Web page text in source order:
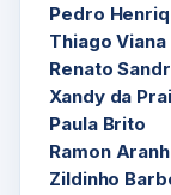
Pedro
Thiago Viana
Renato
Xandy da
Paula Brito
Ramon
Zildinho